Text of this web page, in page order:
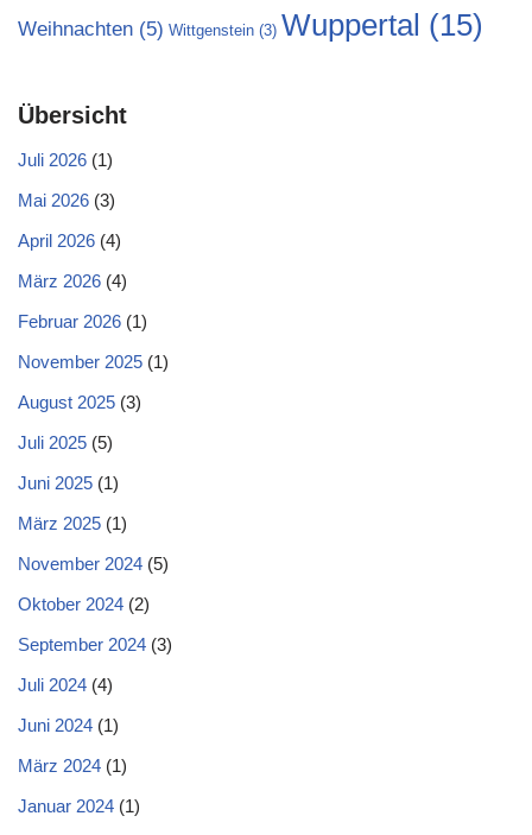
Weihnachten (5) Wittgenstein (3) Wuppertal (15)
Übersicht
Juli 2026 (1)
Mai 2026 (3)
April 2026 (4)
März 2026 (4)
Februar 2026 (1)
November 2025 (1)
August 2025 (3)
Juli 2025 (5)
Juni 2025 (1)
März 2025 (1)
November 2024 (5)
Oktober 2024 (2)
September 2024 (3)
Juli 2024 (4)
Juni 2024 (1)
März 2024 (1)
Januar 2024 (1)